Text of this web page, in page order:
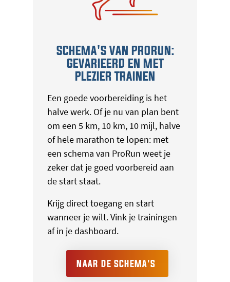
SCHEMA'S VAN PRORUN:
GEVARIEERD EN MET
PLEZIER TRAINEN
Een goede voorbereiding is het
halve werk. Of je nu van plan bent
om een 5 km, 10 km, 10 mijl, halve
of hele marathon te lopen: met
een schema van ProRun weet je
zeker dat je goed voorbereid aan
de start staat.
Krijg direct toegang en start
wanneer je wilt. Vink je trainingen
af in je dashboard.
NAAR DE SCHEMA'S